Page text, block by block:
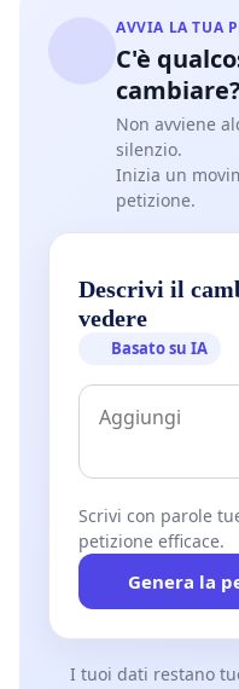
AVVIA LA TUA
C'è
cambiare?
Non avviene
silenzio.
Inizia un
petizione.
Descrivi il
vedere
Basato su IA
Scrivi con parole
petizione efficace.
Genera la
I tuoi dati restano